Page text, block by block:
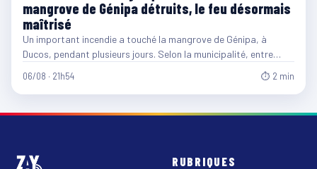
mangrove de Génipa détruits, le feu désormais
maîtrisé
Un important incendie a touché la mangrove de Génipa, à
Ducos, pendant plusieurs jours. Selon la municipalité, entre…
06/08 · 21h54 ⏱ 2 min
RUBRIQUES